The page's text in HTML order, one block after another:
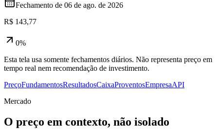
Fechamento de 06 de ago. de 2026
R$ 143,77
0%
Esta tela usa somente fechamentos diários. Não representa preço em
tempo real nem recomendação de investimento.
PreçoFundamentosResultadosCaixaProventosEmpresaAPI
Mercado
O preço em contexto, não isolado